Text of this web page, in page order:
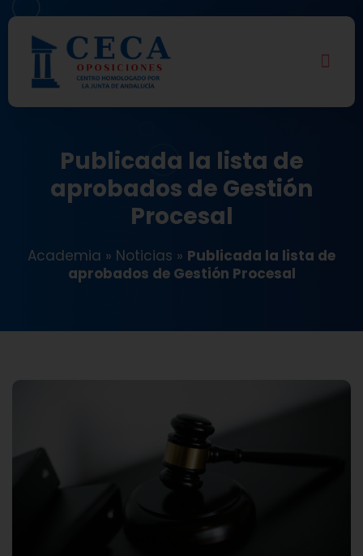
Publicada la lista de
aprobados de Gestión
Procesal
Academia » Noticias » Publicada la lista de
aprobados de Gestión Procesal